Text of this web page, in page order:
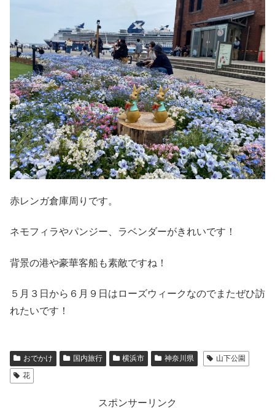
赤レンガ倉庫周りです。
ネモフィラやパンジー、ラベンダーがきれいです！
背景の港や豪華客船も素敵ですね！
５月３日から６月９日はローズウィークなのでまたぜひ訪
れたいです！
おでかけ 国内旅行 横浜市 神奈川県
山下公園
花
スポンサーリンク